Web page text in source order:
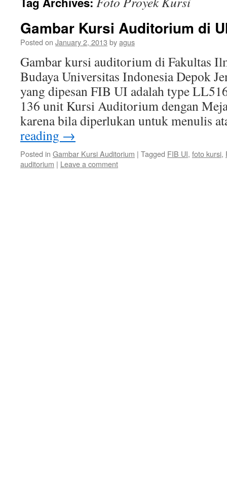
Gambar Kursi Auditorium di
Posted on January 2, 2013 byagus
Gambar kursi auditorium di Fakultas
Budaya Universitas Indonesia Depok
yang dipesan FIB UI adalah type
136 unit Kursi Auditorium dengan
karena bila diperlukan untuk menulis
reading →
Posted in Gambar Kursi Auditorium | Tagged FIB UI, foto kursi,
auditorium | Leave a comment